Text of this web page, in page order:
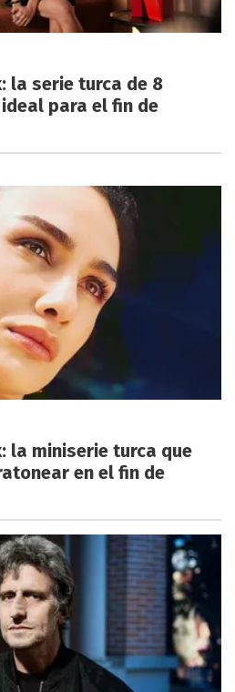
la serie turca de 8
para el fin de
la miniserie turca que
en el fin de